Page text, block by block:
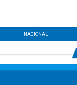
NACIONAL